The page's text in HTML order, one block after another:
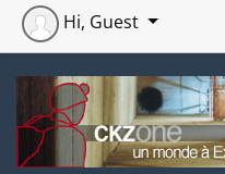
Hi, Guest